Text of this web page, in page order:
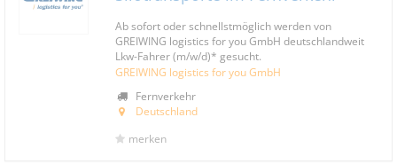
Ab sofort oder schnellstmöglich werden von
GREIWING logistics for you GmbH deutschlandweit
Lkw-Fahrer (m/w/d)* gesucht.
GREIWING logistics for you GmbH
Fernverkehr
Deutschland
merken